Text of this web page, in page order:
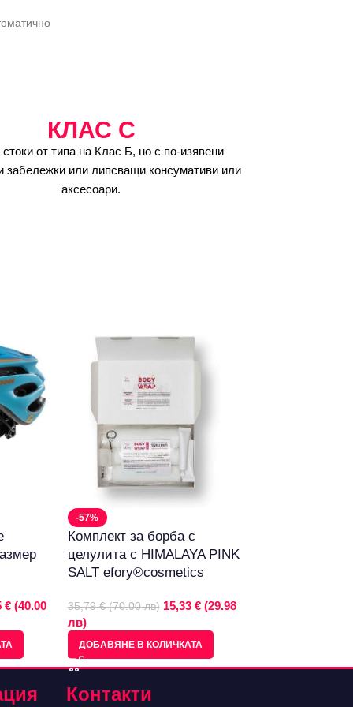
КЛАС C
стоки от типа на Клас Б, но с по-изявени
забележки или липсващи консумативи или
аксесоари.
€ (40.00
-57%
Комплект за борба с
целулита с HIMALAYA PINK
SALT efory®cosmetics
35,79 € (70.00 лв) 15,33 € (29.98
лв)
ДОБАВЯНЕ В КОЛИЧКАТА
Контакти